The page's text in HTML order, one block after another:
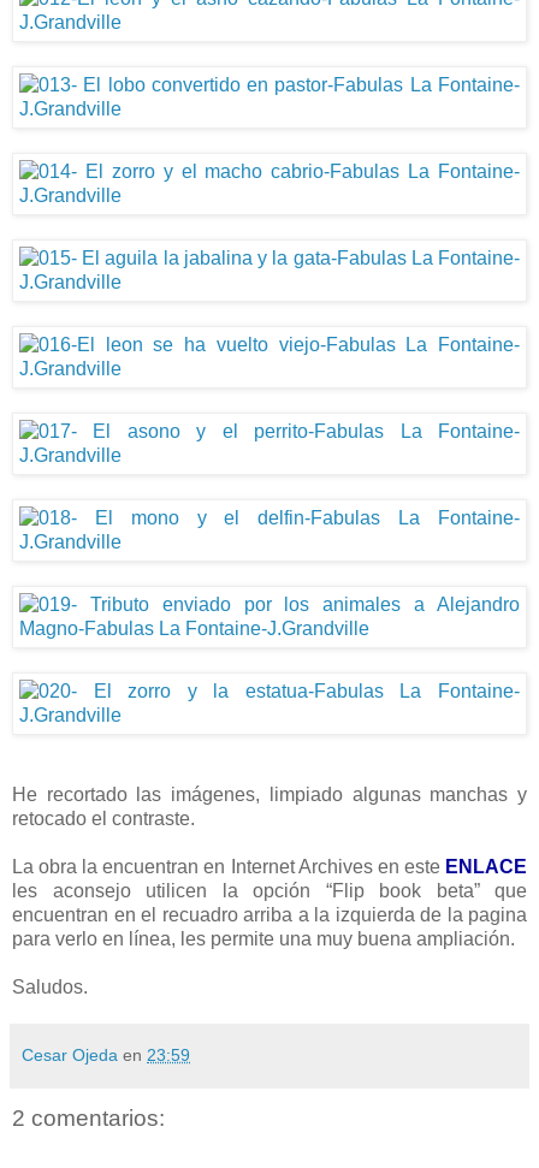
He recortado las imágenes, limpiado algunas manchas y
retocado el contraste.
La obra la encuentran en Internet Archives en este ENLACE
les aconsejo utilicen la opción “Flip book beta” que
encuentran en el recuadro arriba a la izquierda de la pagina
para verlo en línea, les permite una muy buena ampliación.
Saludos.
Cesar Ojeda en 23:59
2 comentarios: